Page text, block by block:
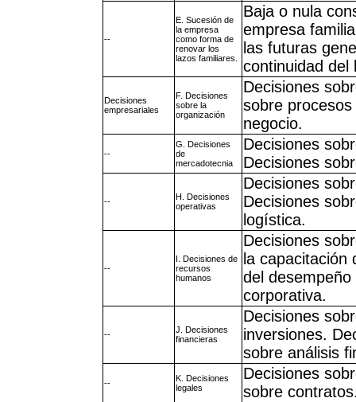
--
E. Sucesión de
la empresa
como forma de
renovar los
lazos familiares.
Baja o nula
empresa
las futuras
continuidad del
Decisiones
empresariales
F. Decisiones
sobre la
organización
Decisiones
sobre
negocio.
--
G. Decisiones
de
mercadotecnia
Decisiones
Decisiones
--
H. Decisiones
operativas
Decisiones
Decisiones
logística.
--
I. Decisiones de
recursos
humanos
Decisiones
la capacitación
del
corporativa.
--
J. Decisiones
financieras
Decisiones
inversiones.
sobre análisis
--
K. Decisiones
legales
Decisiones
sobre